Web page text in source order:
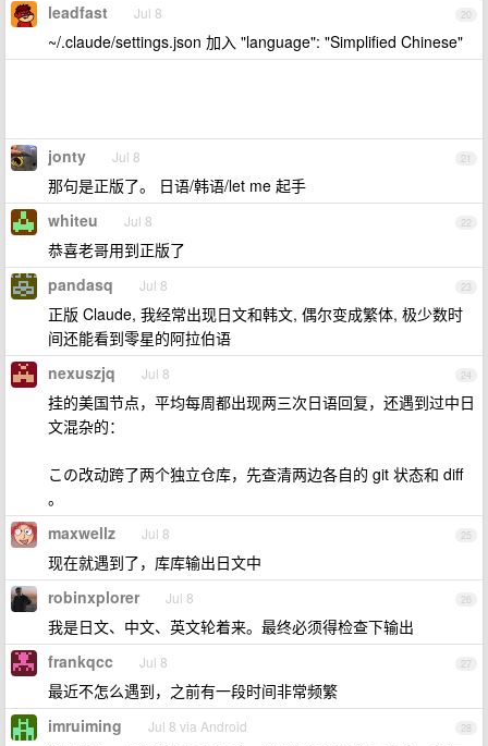
20
leadfast Jul 8
~/.claude/settings.json 加入 "language": "Simplified Chinese"
21
jonty Jul 8
那句是正版了。 日语/韩语/let me 起手
22
whiteu Jul 8
恭喜老哥用到正版了
23
pandasq Jul 8
正版 Claude, 我经常出现日文和韩文, 偶尔变成繁体, 极少数时
间还能看到零星的阿拉伯语
24
nexuszjq Jul 8
挂的美国节点，平均每周都出现两三次日语回复，还遇到过中日
文混杂的：
この改动跨了两个独立仓库，先查清两边各自的 git 状态和 diff
。
25
maxwellz Jul 8
现在就遇到了，库库输出日文中
26
robinxplorer Jul 8
我是日文、中文、英文轮着来。最终必须得检查下输出
27
frankqcc Jul 8
最近不怎么遇到，之前有一段时间非常频繁
28
imruiming Jul 8 via Android